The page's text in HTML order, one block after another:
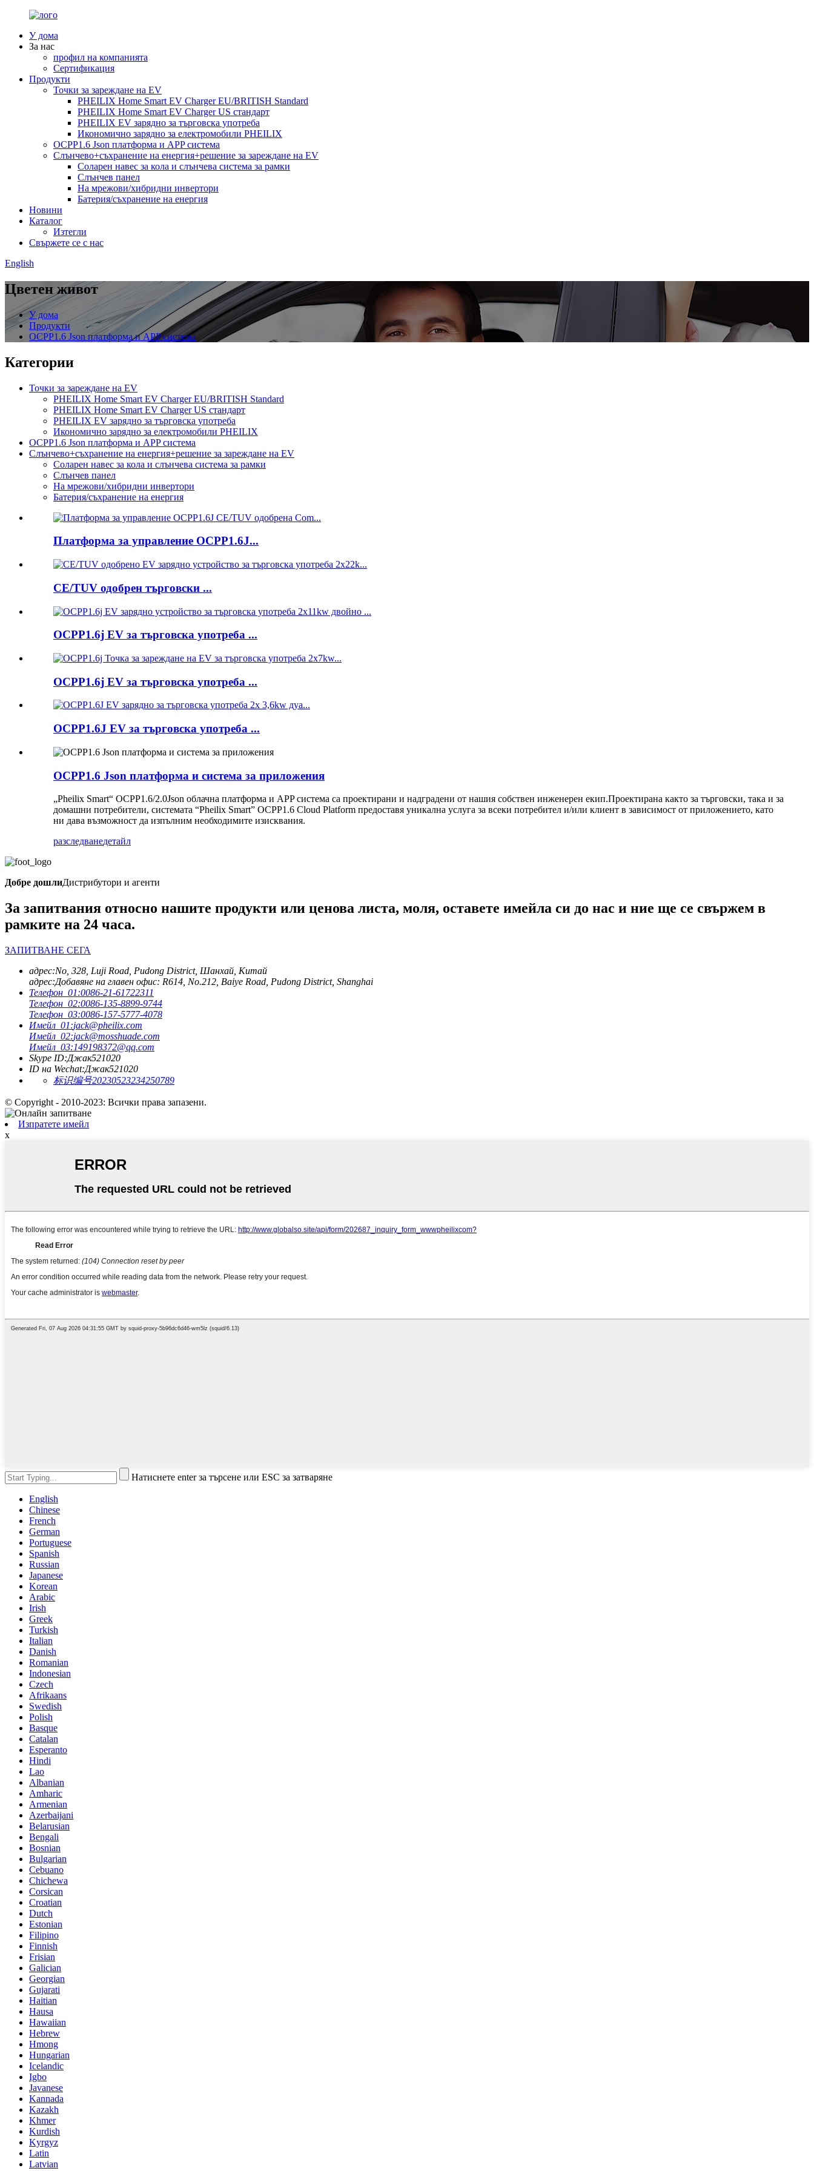
У дома
За нас
профил на компанията
Сертификация
Продукти
Точки за зареждане на EV
PHEILIX Home Smart EV Charger EU/BRITISH Standard
PHEILIX Home Smart EV Charger US стандарт
PHEILIX EV зарядно за търговска употреба
Икономично зарядно за електромобили PHEILIX
OCPP1.6 Json платформа и APP система
Слънчево+съхранение на енергия+решение за зареждане на EV
Соларен навес за кола и слънчева система за рамки
Слънчев панел
На мрежови/хибридни инвертори
Батерия/съхранение на енергия
Новини
Каталог
Изтегли
Свържете се с нас
English
Цветен живот
У дома
Продукти
OCPP1.6 Json платформа и APP система
Категории
Точки за зареждане на EV
PHEILIX Home Smart EV Charger EU/BRITISH Standard
PHEILIX Home Smart EV Charger US стандарт
PHEILIX EV зарядно за търговска употреба
Икономично зарядно за електромобили PHEILIX
OCPP1.6 Json платформа и APP система
Слънчево+съхранение на енергия+решение за зареждане на EV
Соларен навес за кола и слънчева система за рамки
Слънчев панел
На мрежови/хибридни инвертори
Батерия/съхранение на енергия
Платформа за управление OCPP1.6J...
CE/TUV одобрен търговски ...
OCPP1.6j EV за търговска употреба ...
OCPP1.6j EV за търговска употреба ...
OCPP1.6J EV за търговска употреба ...
OCPP1.6 Json платформа и система за приложения
„Pheilix Smart“ OCPP1.6/2.0Json облачна платформа и APP система са проектирани и надградени от нашия собствен инженерен екип.Проектирана както за търговски, така и за
домашни потребители, системата “Pheilix Smart” OCPP1.6 Cloud Platform предоставя уникална услуга за всеки потребител и/или клиент в зависимост от приложението, като
ни дава възможност да изпълним необходимите изисквания.
разследванедетайл
Добре дошлиДистрибутори и агенти
За запитвания относно нашите продукти или ценова листа, моля, оставете имейла си до нас и ние ще се свържем в
рамките на 24 часа.
ЗАПИТВАНЕ СЕГА
адрес:No, 328, Luji Road, Pudong District, Шанхай, Китай
адрес:Добавяне на главен офис: R614, No.212, Baiye Road, Pudong District, Shanghai
Телефон_01:0086-21-61722311
Телефон_02:0086-135-8899-9744
Телефон_03:0086-157-5777-4078
Имейл_01:jack@pheilix.com
Имейл_02:jack@mosshuade.com
Имейл_03:149198372@qq.com
Skype ID:Джак521020
ID на Wechat:Джак521020
标识编号20230523234250789
© Copyright - 2010-2023: Всички права запазени.
Изпратете имейл
x
Натиснете enter за търсене или ESC за затваряне
English
Chinese
French
German
Portuguese
Spanish
Russian
Japanese
Korean
Arabic
Irish
Greek
Turkish
Italian
Danish
Romanian
Indonesian
Czech
Afrikaans
Swedish
Polish
Basque
Catalan
Esperanto
Hindi
Lao
Albanian
Amharic
Armenian
Azerbaijani
Belarusian
Bengali
Bosnian
Bulgarian
Cebuano
Chichewa
Corsican
Croatian
Dutch
Estonian
Filipino
Finnish
Frisian
Galician
Georgian
Gujarati
Haitian
Hausa
Hawaiian
Hebrew
Hmong
Hungarian
Icelandic
Igbo
Javanese
Kannada
Kazakh
Khmer
Kurdish
Kyrgyz
Latin
Latvian